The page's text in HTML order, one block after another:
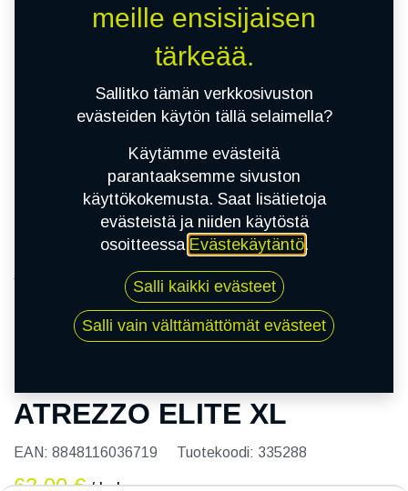
185/65R15 92T SAILUN ATREZZO ELITE XL
ATREZZO ELITE XL
EAN: 8848116036719 Tuotekoodi: 335288
63,00€
meille ensisijaisen
tärkeää.
Sallitko tämän verkkosivuston
evästeiden käytön tällä selaimella?
Käytämme evästeitä
parantaaksemme sivuston
käyttökokemusta. Saat lisätietoja
evästeistä ja niiden käytöstä
osoitteessa Evästekäytäntö.
Salli kaikki evästeet
Salli vain välttämättömät evästeet